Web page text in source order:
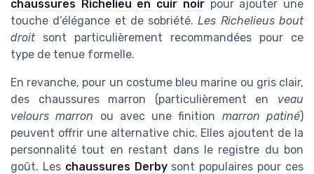
chaussures Richelieu en cuir noirpour ajouter une
touche d’élégance et de sobriété.Les Richelieus bout
droitsont particulièrement recommandées pour ce
type de tenue formelle.
En revanche, pour un costume bleu marine ou gris clair,
des chaussures marron (particulièrement en veau
velours marron ou avec une finition marron patiné)
peuvent offrir une alternative chic. Elles ajoutent de la
personnalité tout en restant dans le registre du bon
goût. Les chaussures Derbysont populaires pour ces